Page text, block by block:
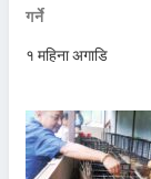
गर्ने
१ महिना अगाडि